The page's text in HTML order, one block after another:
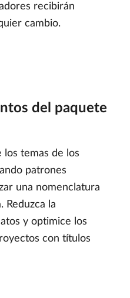
recibirán
cambio.
del paquete
temas de los
patrones
una nomenclatura
Reduzca la
y optimice los
con títulos